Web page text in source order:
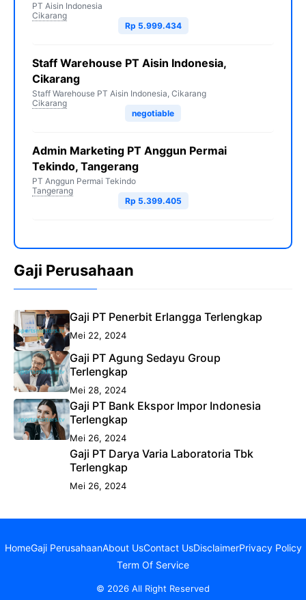
PT Aisin Indonesia
Cikarang
Rp 5.999.434
Staff Warehouse PT Aisin Indonesia,
Cikarang
Staff Warehouse PT Aisin Indonesia, Cikarang
Cikarang
negotiable
Admin Marketing PT Anggun Permai
Tekindo, Tangerang
PT Anggun Permai Tekindo
Tangerang
Rp 5.399.405
Gaji Perusahaan
Gaji PT Penerbit Erlangga Terlengkap
Mei 22, 2024
Gaji PT Agung Sedayu Group
Terlengkap
Mei 28, 2024
Gaji PT Bank Ekspor Impor Indonesia
Terlengkap
Mei 26, 2024
Gaji PT Darya Varia Laboratoria Tbk
Terlengkap
Mei 26, 2024
HomeGaji PerusahaanAbout UsContact UsDisclaimerPrivacy Policy
Term Of Service
© 2026 All Right Reserved